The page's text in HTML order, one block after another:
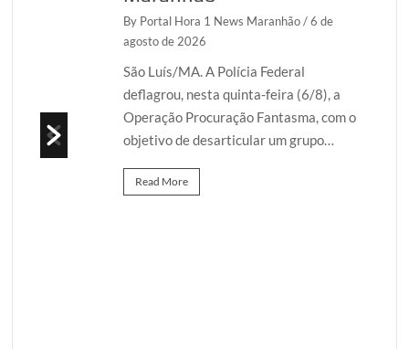
By Portal Hora 1 News Maranhão/ 6 de
agosto de 2026
São Luís/MA. A Polícia Federal
deflagrou, nesta quinta-feira (6/8), a
Operação Procuração Fantasma, com o
objetivo de desarticular um grupo…
Read More